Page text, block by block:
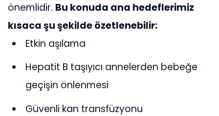
önemlidir. Bu konuda ana hedeflerimiz
kısaca şu şekilde özetlenebilir:
Etkin aşılama
Hepatit B taşıyıcı annelerden bebeğe
geçişin önlenmesi
Güvenli kan transfüzyonu